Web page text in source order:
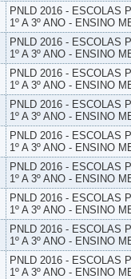
PNLD 2016 - ESCOLAS
1º A 3º ANO - ENSINO
PNLD 2016 - ESCOLAS
1º A 3º ANO - ENSINO
PNLD 2016 - ESCOLAS
1º A 3º ANO - ENSINO
PNLD 2016 - ESCOLAS
1º A 3º ANO - ENSINO
PNLD 2016 - ESCOLAS
1º A 3º ANO - ENSINO
PNLD 2016 - ESCOLAS
1º A 3º ANO - ENSINO
PNLD 2016 - ESCOLAS
1º A 3º ANO - ENSINO
PNLD 2016 - ESCOLAS
1º A 3º ANO - ENSINO
PNLD 2016 - ESCOLAS
1º A 3º ANO - ENSINO